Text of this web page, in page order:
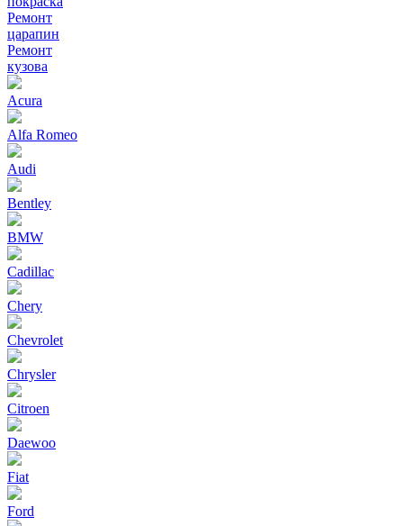
Ремонт
царапин
Ремонт
кузова
Acura
Alfa Romeo
Audi
Bentley
BMW
Cadillac
Chery
Chevrolet
Chrysler
Citroen
Daewoo
Fiat
Ford